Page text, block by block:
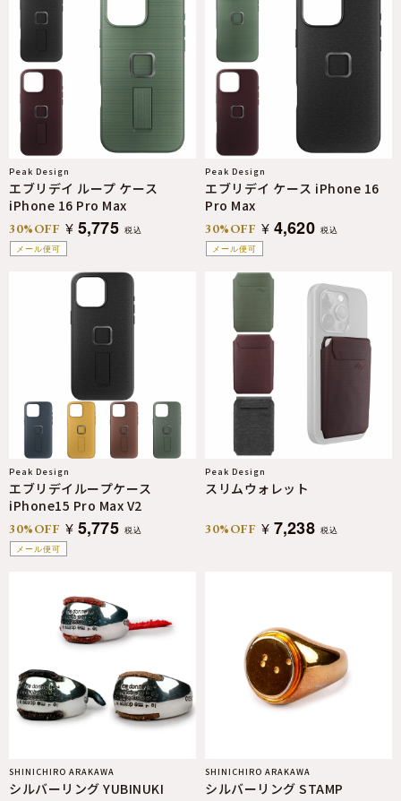
メール便可
Peak Design
エブリデイ ループ ケース
iPhone 16 Pro Max
30%OFF ¥ 5,775 税込
メール便可
Peak Design
エブリデイ ケース iPhone 16
Pro Max
30%OFF ¥ 4,620 税込
メール便可
Peak Design
エブリデイループケース
iPhone15 Pro Max V2
30%OFF ¥ 5,775 税込
Peak Design
スリムウォレット
30%OFF ¥ 7,238 税込
SHINICHIRO ARAKAWA
シルバーリング YUBINUKI
SHINICHIRO ARAKAWA
シルバーリング STAMP